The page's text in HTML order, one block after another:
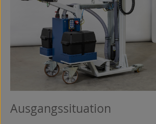
Ausgangssituation